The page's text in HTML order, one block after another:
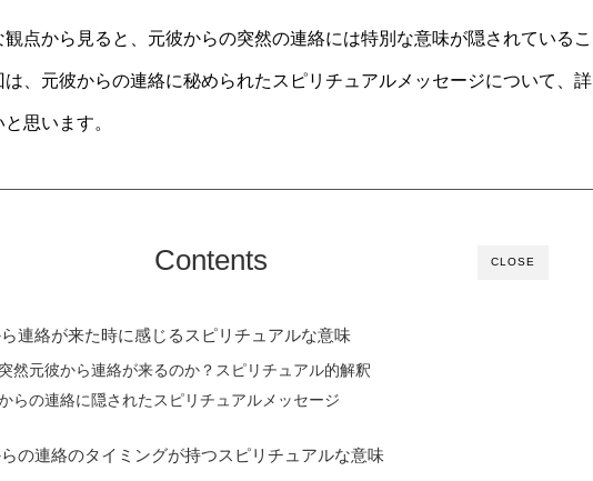
点から見ると、元彼からの突然の連絡には特別な意味が隠されているこ
は、元彼からの連絡に秘められたスピリチュアルメッセージについて、詳
思います。
CLOSE
Contents
連絡が来た時に感じるスピリチュアルな意味
然元彼から連絡が来るのか？スピリチュアル的解釈
らの連絡に隠されたスピリチュアルメッセージ
の連絡のタイミングが持つスピリチュアルな意味